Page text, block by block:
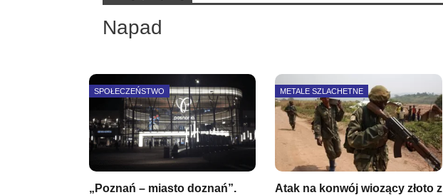
Napad
SPOŁECZEŃSTWO
„Poznań – miasto doznań”.
METALE SZLACHETNE
Atak na konwój wiozący złoto z